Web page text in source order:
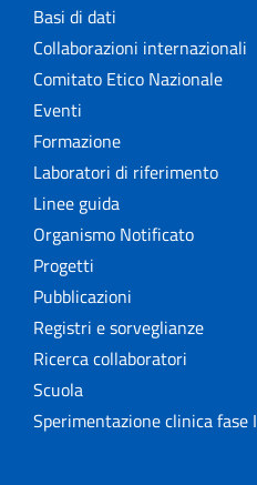
Basi di dati
Collaborazioni internazionali
Comitato Etico Nazionale
Eventi
Formazione
Laboratori di riferimento
Linee guida
Organismo Notificato
Progetti
Pubblicazioni
Registri e sorveglianze
Ricerca collaboratori
Scuola
Sperimentazione clinica fase I